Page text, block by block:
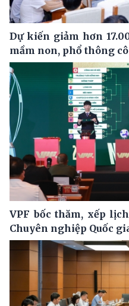
Dự kiến giảm hơn
mầm non, phổ thông
VPF bốc thăm, xếp
Chuyên nghiệp Quốc